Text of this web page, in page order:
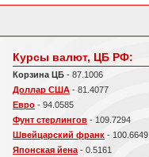
Курсы валют, ЦБ РФ:
Корзина ЦБ - 87.1006
Доллар США - 81.4077
Евро - 94.0585
Фунт стерлингов - 109.7294
Швейцарский франк - 100.6649
Японская йена - 0.5161